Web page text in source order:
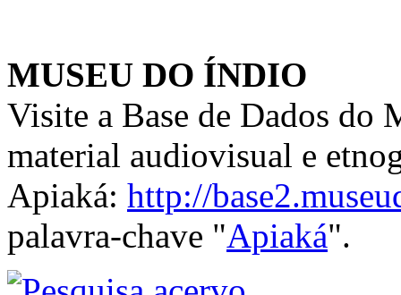
MUSEU DO ÍNDIO
Visite a Base de Dados do
material audiovisual e
Apiaká: http://
palavra-chave "Apiaká".